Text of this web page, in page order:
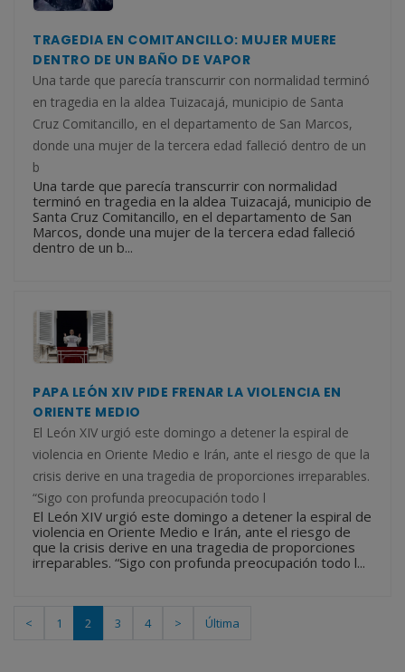
TRAGEDIA EN COMITANCILLO: MUJER MUERE
DENTRO DE UN BAÑO DE VAPOR
Una tarde que parecía transcurrir con normalidad terminó
en tragedia en la aldea Tuizacajá, municipio de Santa
Cruz Comitancillo, en el departamento de San Marcos,
donde una mujer de la tercera edad falleció dentro de un
b
Una tarde que parecía transcurrir con normalidad
terminó en tragedia en la aldea Tuizacajá, municipio de
Santa Cruz Comitancillo, en el departamento de San
Marcos, donde una mujer de la tercera edad falleció
dentro de un b...
PAPA LEÓN XIV PIDE FRENAR LA VIOLENCIA EN
ORIENTE MEDIO
El León XIV urgió este domingo a detener la espiral de
violencia en Oriente Medio e Irán, ante el riesgo de que la
crisis derive en una tragedia de proporciones irreparables.
“Sigo con profunda preocupación todo l
El León XIV urgió este domingo a detener la espiral de
violencia en Oriente Medio e Irán, ante el riesgo de
que la crisis derive en una tragedia de proporciones
irreparables. “Sigo con profunda preocupación todo l...
< 1 2 3 4 > Última